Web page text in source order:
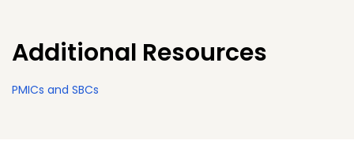
Additional Resources
PMICs and SBCs